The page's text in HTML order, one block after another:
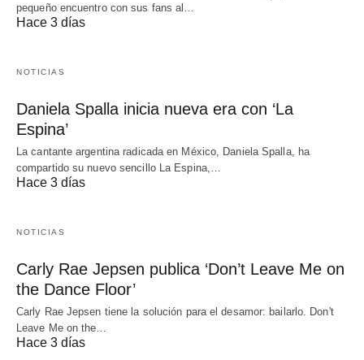
pequeño encuentro con sus fans al…
Hace 3 días
NOTICIAS
Daniela Spalla inicia nueva era con ‘La
Espina’
La cantante argentina radicada en México, Daniela Spalla, ha
compartido su nuevo sencillo La Espina,…
Hace 3 días
NOTICIAS
Carly Rae Jepsen publica ‘Don’t Leave Me on
the Dance Floor’
Carly Rae Jepsen tiene la solución para el desamor: bailarlo. Don't
Leave Me on the…
Hace 3 días